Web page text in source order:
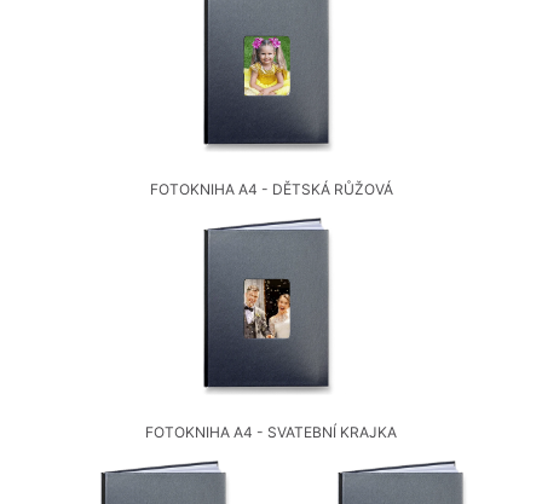
FOTOKNIHA A4 - DĚTSKÁ RŮŽOVÁ
FOTOKNIHA A4 - SVATEBNÍ KRAJKA